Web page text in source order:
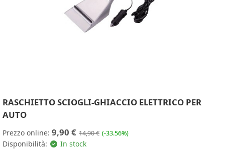
RASCHIETTO SCIOGLI-GHIACCIO ELETTRICO PER
AUTO
Prezzo online: 9,90 € 14,90 € (-33.56%)
Disponibilità: In stock